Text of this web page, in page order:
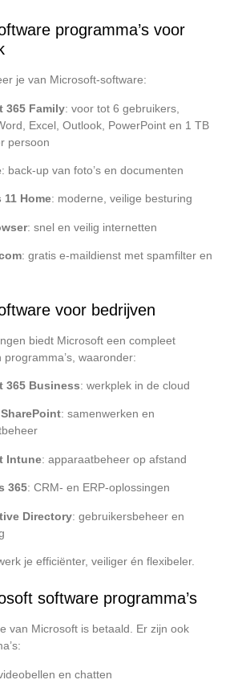
programma’s voor
je van Microsoft-software:
365 Family: voor tot 6 gebruikers,
Excel, Outlook, PowerPoint en 1 TB
persoon
: back-up van foto’s en documenten
Home: moderne, veilige besturing
: snel en veilig internetten
: gratis e-maildienst met spamfilter en
voor bedrijven
biedt Microsoft een compleet
waaronder:
365 Business: werkplek in de cloud
: samenwerken en
Intune: apparaatbeheer op afstand
365: CRM- en ERP-oplossingen
Directory: gebruikersbeheer en
je efficiënter, veiliger én flexibeler.
software programma’s
van Microsoft is betaald. Er zijn ook
en chatten